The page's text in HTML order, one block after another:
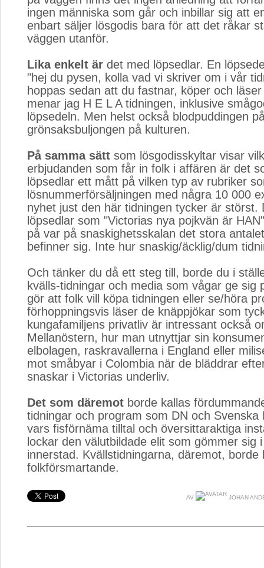
ingen människa som går och inbillar sig att
enbart säljer lösgodis bara för att det råkar
väggen utanför.
Lika enkelt är det med löpsedlar. En
"hej du pysen, kolla vad vi skriver om i vår
hoppas sedan att du fastnar, köper och
menar jag H E L A tidningen, inklusive
löpsedeln. Men helst också blodpuddingen
grönsaksbuljongen på kulturen.
På samma sätt som lösgodisskyltar visar
erbjudanden som får in folk i affären är det
löpsedlar ett mått på vilken typ av rubriker
lösnummerförsäljningen med några 10 000
nyhet just den här tidningen tycker är störst.
löpsedlar som "Victorias nya pojkvän är
på var på snaskighetsskalan det stora
befinner sig. Inte hur snaskig/äcklig/dum
Och tänker du då ett steg till, borde du i
kvälls-tidningar och media som vågar ge sig
gör att folk vill köpa tidningen eller se/höra
förhoppningsvis läser de knäppjökar som
kungafamiljens privatliv är intressant också
Mellanöstern, hur man utnyttjar sin
elbolagen, raskravallerna i England eller
mot småbyar i Colombia när de bläddrar
snaskar i Victorias underliv.
Det som däremot borde kallas
tidningar och program som DN och Svenska
vars fisförnäma tilltal och översittaraktiga
lockar den välutbildade elit som gömmer sig
innerstad. Kvällstidningarna, däremot, borde
folkförsmartande.
AV JOHAN